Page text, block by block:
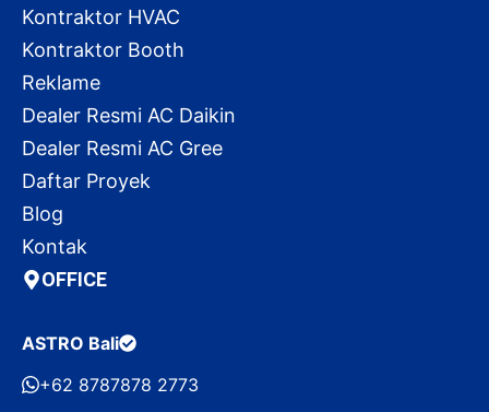
Kontraktor HVAC
Kontraktor Booth
Reklame
Dealer Resmi AC Daikin
Dealer Resmi AC Gree
Daftar Proyek
Blog
Kontak
OFFICE
ASTRO Bali
+62 8787878 2773